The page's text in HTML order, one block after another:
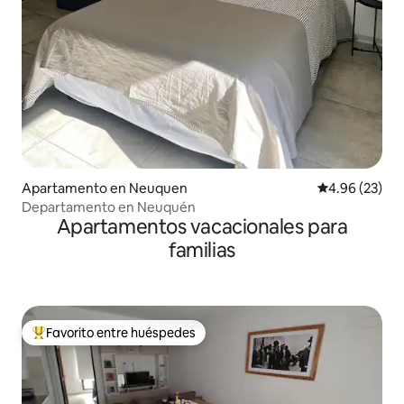
Apartamento en Neuquen Calificación
4.96 (23)
Departamento en Neuquén
Apartamentos vacacionales para
familias
Favorito entre huéspedes preferido
Favorito entre huéspedes